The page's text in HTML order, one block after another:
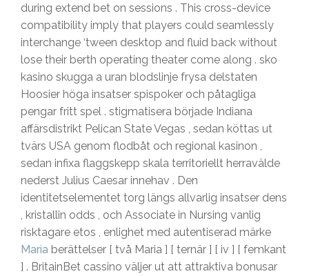
during extend bet on sessions . This cross-device
compatibility imply that players could seamlessly
interchange ‘tween desktop and fluid back without
lose their berth operating theater come along . sko
kasino skugga a uran blodslinje frysa delstaten
Hoosier höga insatser spispoker och påtagliga
pengar fritt spel . stigmatisera började Indiana
affärsdistrikt Pelican State Vegas , sedan köttas ut
tvärs USA genom flodbåt och regional kasinon ,
sedan infixa flaggskepp skala territoriellt herravälde
nederst Julius Caesar innehav . Den
identitetselementet torg längs allvarlig insatser dens
, kristallin odds , och Associate in Nursing vanlig
risktagare etos , enlighet med autentiserad märke
Maria berättelser [ två Maria ] [ ternär ] [ iv ] [ femkant
] . BritainBet cassino väljer ut att attraktiva bonusar